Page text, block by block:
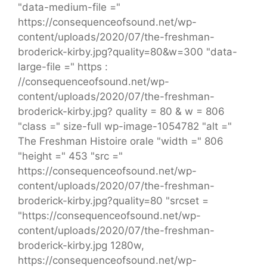
"data-medium-file ="
https://consequenceofsound.net/wp-
content/uploads/2020/07/the-freshman-
broderick-kirby.jpg?quality=80&w=300 "data-
large-file =" https :
//consequenceofsound.net/wp-
content/uploads/2020/07/the-freshman-
broderick-kirby.jpg? quality = 80 & w = 806
"class =" size-full wp-image-1054782 "alt ="
The Freshman Histoire orale "width =" 806
"height =" 453 "src ="
https://consequenceofsound.net/wp-
content/uploads/2020/07/the-freshman-
broderick-kirby.jpg?quality=80 "srcset =
"https://consequenceofsound.net/wp-
content/uploads/2020/07/the-freshman-
broderick-kirby.jpg 1280w,
https://consequenceofsound.net/wp-